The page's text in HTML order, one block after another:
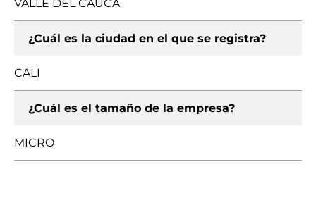
VALLE DEL CAUCA
¿Cuál es la ciudad en el que se registra?
CALI
¿Cuál es el tamaño de la empresa?
MICRO